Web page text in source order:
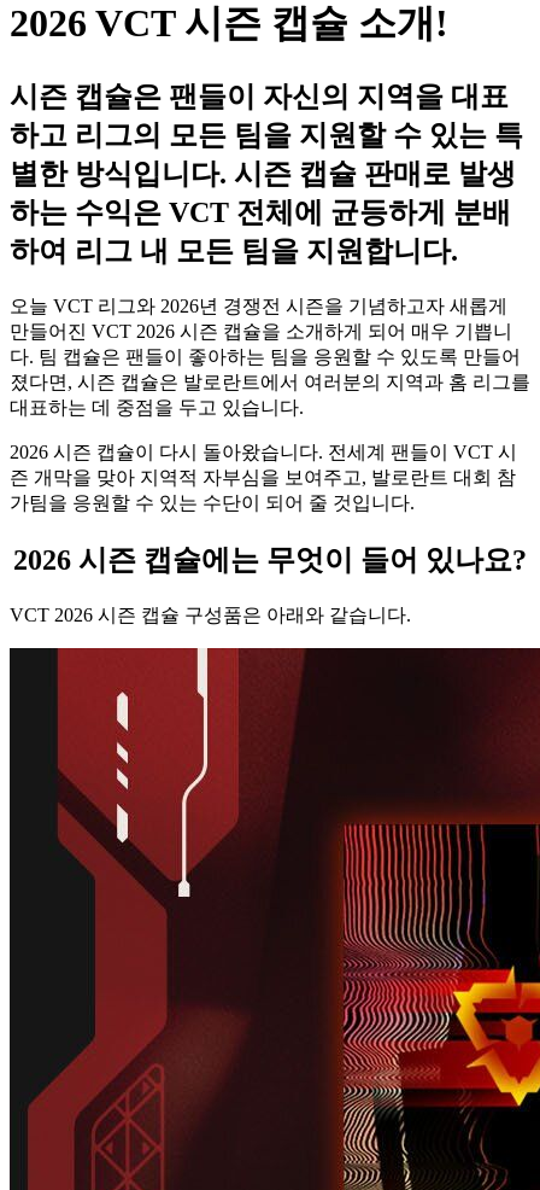
2026 VCT 시즌 캡슐 소개!
시즌 캡슐은 팬들이 자신의 지역을 대표
하고 리그의 모든 팀을 지원할 수 있는 특
별한 방식입니다. 시즌 캡슐 판매로 발생
하는 수익은 VCT 전체에 균등하게 분배
하여 리그 내 모든 팀을 지원합니다.
오늘 VCT 리그와 2026년 경쟁전 시즌을 기념하고자 새롭게
만들어진 VCT 2026 시즌 캡슐을 소개하게 되어 매우 기쁩니
다. 팀 캡슐은 팬들이 좋아하는 팀을 응원할 수 있도록 만들어
졌다면, 시즌 캡슐은 발로란트에서 여러분의 지역과 홈 리그를
대표하는 데 중점을 두고 있습니다.
2026 시즌 캡슐이 다시 돌아왔습니다. 전세계 팬들이 VCT 시
즌 개막을 맞아 지역적 자부심을 보여주고, 발로란트 대회 참
가팀을 응원할 수 있는 수단이 되어 줄 것입니다.
2026 시즌 캡슐에는 무엇이 들어 있나요?
VCT 2026 시즌 캡슐 구성품은 아래와 같습니다.